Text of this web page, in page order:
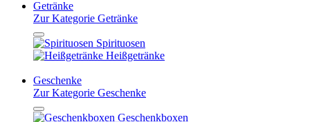
Getränke
Zur Kategorie Getränke
Spirituosen
Heißgetränke
Geschenke
Zur Kategorie Geschenke
Geschenkboxen